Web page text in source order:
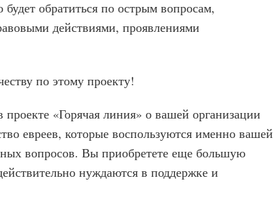
обратиться по острым вопросам,
действиями, проявлениями
по этому проекту!
«Горячая линия» о вашей организации
евреев, которые воспользуются именно вашей
вопросов. Вы приобретете еще большую
нуждаются в поддержке и